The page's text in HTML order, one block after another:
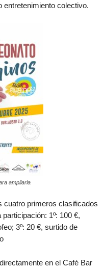
colectivo.
ampliarla
cuatro primeros clasificados
1º: 100 €,
3º: 20 €, surtido de
en el Café Bar